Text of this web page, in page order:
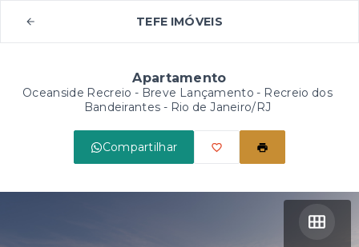
TEFE IMÓVEIS
Apartamento
Oceanside Recreio - Breve Lançamento - Recreio dos
Bandeirantes - Rio de Janeiro/RJ
Compartilhar